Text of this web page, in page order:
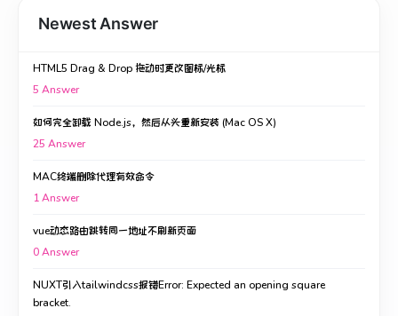
Newest Answer
HTML5 Drag & Drop 拖动时更改图标/光标
5 Answer
如何完全卸载 Node.js，然后从头重新安装 (Mac OS X)
25 Answer
MAC终端删除代理有效命令
1Answer
vue动态路由跳转同一地址不刷新页面
0Answer
NUXT引入tailwindcss报错Error: Expected an opening square
bracket.